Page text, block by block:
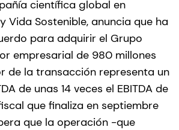
científica global en
Vida Sostenible, anuncia que ha
para adquirir el Grupo
empresarial de 980 millones
de la transacción representa un
de unas 14 veces el EBITDA de
que finaliza en septiembre
que la operación -que